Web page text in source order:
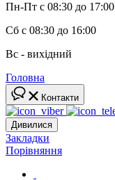
Пн-Пт с 08:30 до 17:00
Сб с 08:30 до 16:00
Вс - вихідний
Головна
Контакти
Дивилися
Закладки
Порівняння